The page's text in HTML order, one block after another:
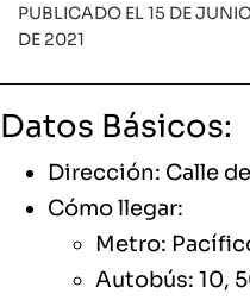
PUBLICADO EL 15 DE
DE 2021
Datos Básicos:
Dirección: Calle
Cómo llegar:
Metro:
Autobús: 10,